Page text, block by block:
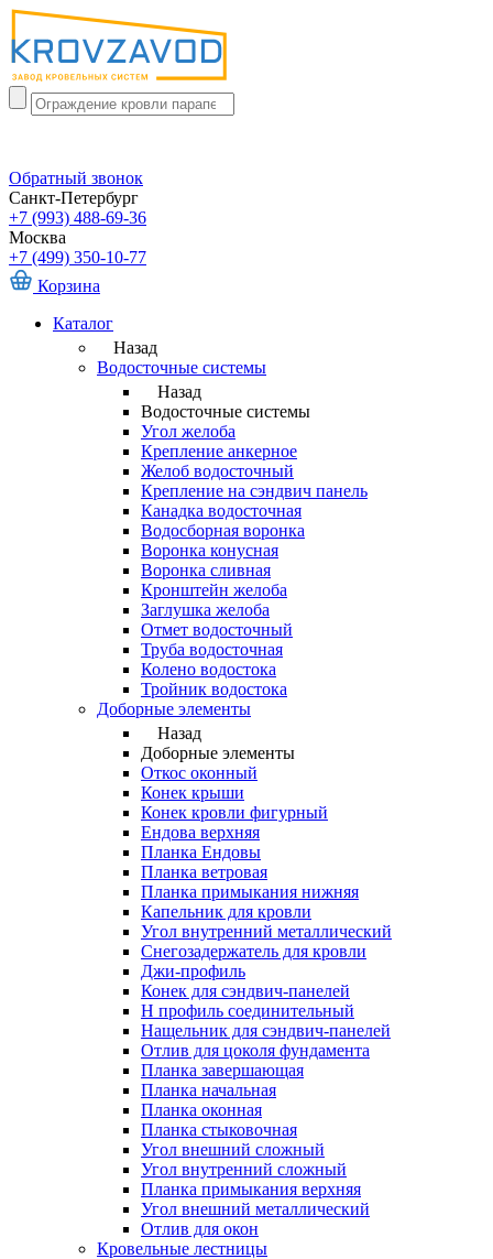
Обратный звонок
Санкт-Петербург
+7 (993) 488-69-36
Москва
+7 (499) 350-10-77
Корзина
Каталог
Назад
Водосточные системы
Назад
Водосточные системы
Угол желоба
Крепление анкерное
Желоб водосточный
Крепление на сэндвич панель
Канадка водосточная
Водосборная воронка
Воронка конусная
Воронка сливная
Кронштейн желоба
Заглушка желоба
Отмет водосточный
Труба водосточная
Колено водостока
Тройник водостока
Доборные элементы
Назад
Доборные элементы
Откос оконный
Конек крыши
Конек кровли фигурный
Ендова верхняя
Планка Ендовы
Планка ветровая
Планка примыкания нижняя
Капельник для кровли
Угол внутренний металлический
Снегозадержатель для кровли
Джи-профиль
Конек для сэндвич-панелей
Н профиль соединительный
Нащельник для сэндвич-панелей
Отлив для цоколя фундамента
Планка завершающая
Планка начальная
Планка оконная
Планка стыковочная
Угол внешний сложный
Угол внутренний сложный
Планка примыкания верхняя
Угол внешний металлический
Отлив для окон
Кровельные лестницы